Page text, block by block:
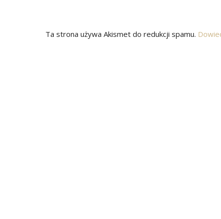
Ta strona używa Akismet do redukcji spamu.